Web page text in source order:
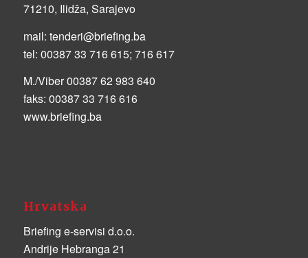
71210, Ilidža, Sarajevo
mail: tenderi@briefing.ba
tel: 00387 33 716 615; 716 617
M./Viber 00387 62 983 640
faks: 00387 33 716 616
www.briefing.ba
Hrvatska
Briefing e-servisi d.o.o.
Andrije Hebranga 21